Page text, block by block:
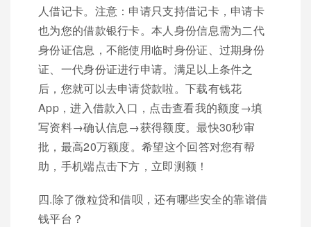
人借记卡。注意：申请只支持借记卡，申请卡
也为您的借款银行卡。本人身份信息需为二代
身份证信息，不能使用临时身份证、过期身份
证、一代身份证进行申请。满足以上条件之
后，您就可以去申请贷款啦。下载有钱花
App，进入借款入口，点击查看我的额度→填
写资料→确认信息→获得额度。最快30秒审
批，最高20万额度。希望这个回答对您有帮
助，手机端点击下方，立即测额！
四.除了微粒贷和借呗，还有哪些安全的靠谱借
钱平台？